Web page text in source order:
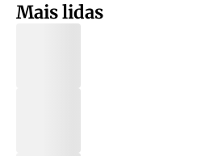
Mais lidas